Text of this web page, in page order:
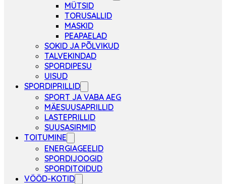
MÜTSID
TORUSALLID
MASKID
PEAPAELAD
SOKID JA PÕLVIKUD
TALVEKINDAD
SPORDIPESU
UISUD
SPORDIPRILLID
SPORT JA VABA AEG
MÄESUUSAPRILLID
LASTEPRILLID
SUUSASIRMID
TOITUMINE
ENERGIAGEELID
SPORDIJOOGID
SPORDITOIDUD
VÖÖD-KOTID